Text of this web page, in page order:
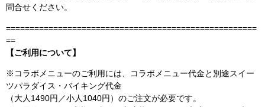
問合せください。
=====================================================
==
【ご利用について】
※コラボメニューのご利用には、コラボメニュー代金と別途スイー
ツパラダイス・バイキング代金
（大人1490円／小人1040円）のご注文が必要です。